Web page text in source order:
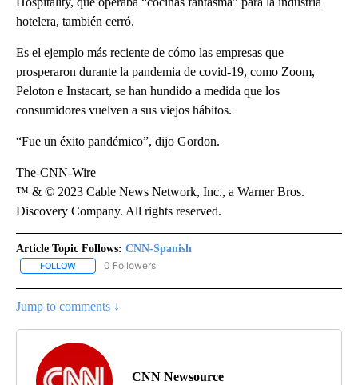
hotelera, también cerró.
Es el ejemplo más reciente de cómo las empresas que
prosperaron durante la pandemia de covid-19, como Zoom,
Peloton e Instacart, se han hundido a medida que los
consumidores vuelven a sus viejos hábitos.
“Fue un éxito pandémico”, dijo Gordon. ​
The-CNN-Wire
™ & © 2023 Cable News Network, Inc., a Warner Bros.
Discovery Company. All rights reserved.
Article Topic Follows: CNN-Spanish
FOLLOW FOLLOW "CNN-SPANISH" TO RECEIVE NOTIFICATIONS ABOUT
0 Followers
Jump to comments ↓
CNN Newsource